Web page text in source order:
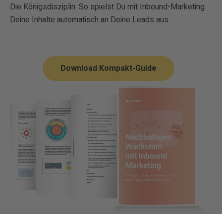
Die Königsdisziplin: So spielst Du mit Inbound-Marketing
Deine Inhalte automatisch an Deine Leads aus.
Download Kompakt-Guide